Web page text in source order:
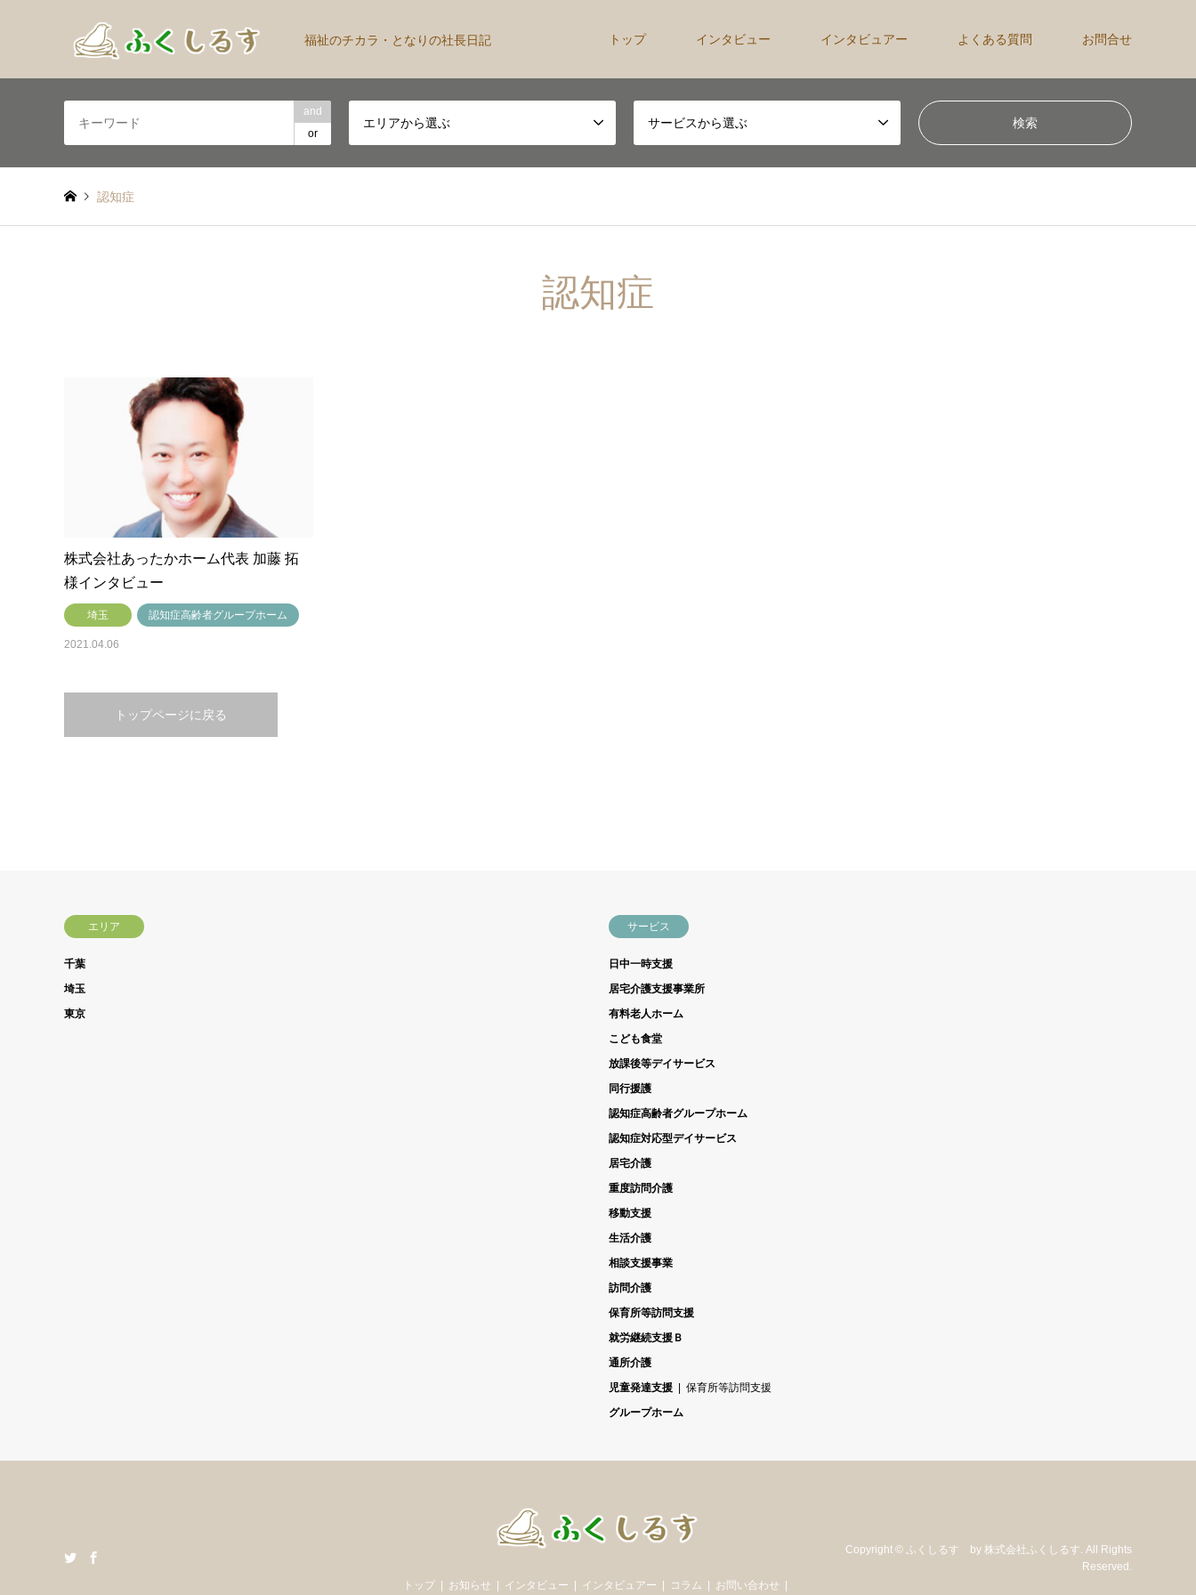
福祉のチカラ・となりの社長日記 トップ インタビュー インタビュアー よくある質問 お問合せ
and
or
エリアから選ぶ サービスから選ぶ
認知症
認知症
株式会社あったかホーム代表 加藤 拓
様インタビュー
埼玉 認知症高齢者グループホーム
2021.04.06
トップページに戻る
エリア
千葉
埼玉
東京
サービス
日中一時支援
居宅介護支援事業所
有料老人ホーム
こども食堂
放課後等デイサービス
同行援護
認知症高齢者グループホーム
認知症対応型デイサービス
居宅介護
重度訪問介護
移動支援
生活介護
相談支援事業
訪問介護
保育所等訪問支援
就労継続支援Ｂ
通所介護
児童発達支援
保育所等訪問支援
グループホーム
トップ お知らせ インタビュー インタビュアー コラム お問い合わせ
Copyright © ふくしるす by 株式会社ふくしるす. All Rights
Reserved.